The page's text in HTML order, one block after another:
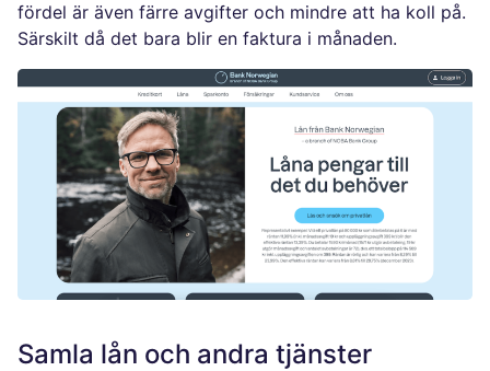
fördel är även färre avgifter och mindre att ha koll på.
Särskilt då det bara blir en faktura i månaden.
Samla lån och andra tjänster